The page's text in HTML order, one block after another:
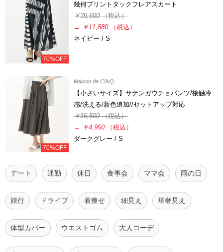
70%OFF
幾何プリントタックフレアスカート
￥39,600（税込）
→
￥11,880
（税込）
ネイビー / S
70%OFF
Maison de CINQ
【小さいサイズ】サテンガウチョパンツ/接触冷
感/洗える/新色追加//セットアップ対応
￥16,500（税込）
→
￥4,950
（税込）
ダークグレー / S
デート 通勤 休日 食事会 ママ会 雨の日
旅行 ドライブ 着痩せ 細見え 華奢見え
体型カバー ウエストゴム 大人コーデ